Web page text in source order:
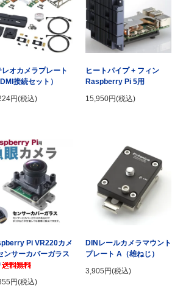
レオカメラプレート
接続セット）
円(税込)
ヒートパイプ + フィン
Raspberry Pi 5用
15,950円(税込)
Pi VR220カメ
ンサーカバーガラス
円(税込)
DINレールカメラマウント
プレート A（雄ねじ）
3,905円(税込)